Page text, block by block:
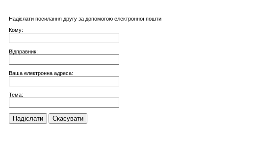
Надіслати посилання другу за допомогою електронної пошти
Кому:
Відправник:
Ваша електронна адреса:
Тема:
Надіслати Скасувати